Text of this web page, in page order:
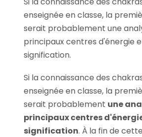
enseignée en classe, la
serait probablement une
principaux centres d'énergie
signification.
Si la connaissance des
enseignée en classe, la
serait probablement une
principaux centres
signification. À la fin de